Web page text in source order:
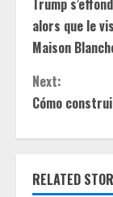
o
n
t
Trump
alors que le
Maison
Next:
Cómo
RELATED